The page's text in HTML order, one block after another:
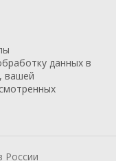
данных в
вашей
России